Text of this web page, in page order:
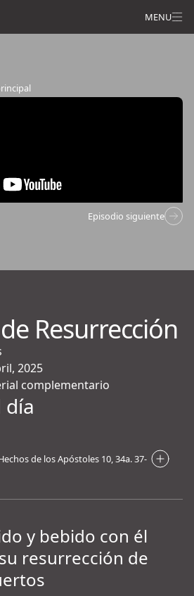
MENU
Episodio siguiente
Resurrección
2025
complementario
día
de los Apóstoles 10, 34a. 37-
y bebido con él
resurrección de